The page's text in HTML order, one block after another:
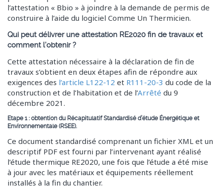
l’attestation « Bbio » à joindre à la demande de permis de
construire à l’aide du logiciel Comme Un Thermicien.
Qui peut délivrer une attestation RE2020 fin de travaux et
comment l’obtenir ?
Cette attestation nécessaire à la déclaration de fin de
travaux s’obtient en deux étapes afin de répondre aux
exigences des l’article L122-12 et R111-20-3 du code de la
construction et de l’habitation et de l’Arrêté du 9
décembre 2021.
Etape 1 : obtention du Récapitulatif Standardisé d’étude Énergétique et
Environnementale (RSEE).
Ce document standardisé comprenant un fichier XML et un
descriptif PDF est fourni par l’intervenant ayant réalisé
l’étude thermique RE2020, une fois que l’étude a été mise
à jour avec les matériaux et équipements réellement
installés à la fin du chantier.